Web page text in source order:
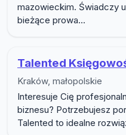
mazowieckim. Świadczy
bieżące prowa...
Talented
Kraków, małopolskie
Interesuje Cię
biznesu? Potrzebujesz
Talented to idealne